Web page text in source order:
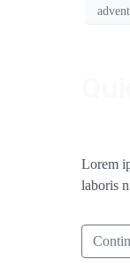
Lorem
laboris